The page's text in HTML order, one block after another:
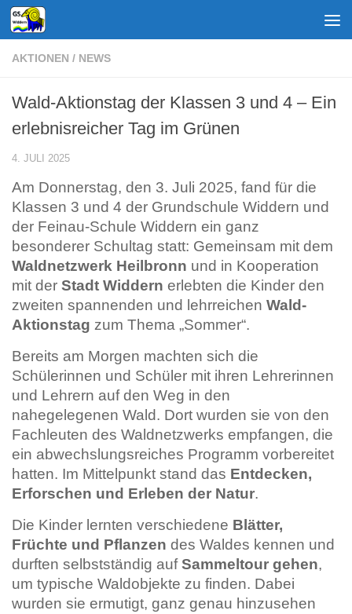
Zum Inhalt springen
AKTIONEN / NEWS
Wald-Aktionstag der Klassen 3 und 4 – Ein
erlebnisreicher Tag im Grünen
4. JULI 2025
Am Donnerstag, den 3. Juli 2025, fand für die
Klassen 3 und 4 der Grundschule Widdern und
der Feinau-Schule Widdern ein ganz
besonderer Schultag statt: Gemeinsam mit dem
Waldnetzwerk Heilbronn und in Kooperation
mit der Stadt Widdern erlebten die Kinder den
zweiten spannenden und lehrreichen Wald-
Aktionstag zum Thema „Sommer“.
Bereits am Morgen machten sich die
Schülerinnen und Schüler mit ihren Lehrerinnen
und Lehrern auf den Weg in den
nahegelegenen Wald. Dort wurden sie von den
Fachleuten des Waldnetzwerks empfangen, die
ein abwechslungsreiches Programm vorbereitet
hatten. Im Mittelpunkt stand das Entdecken,
Erforschen und Erleben der Natur.
Die Kinder lernten verschiedene Blätter,
Früchte und Pflanzen des Waldes kennen und
durften selbstständig aufSammeltour gehen,
um typische Waldobjekte zu finden. Dabei
wurden sie ermutigt, ganz genau hinzusehen